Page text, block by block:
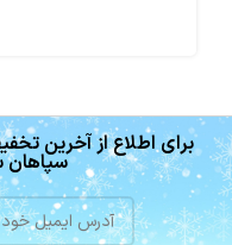
برای اطلاع از آخرین
سپاهان